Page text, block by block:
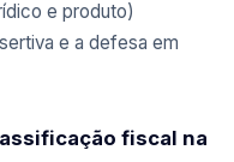
e produto)
e a defesa em
fiscal na